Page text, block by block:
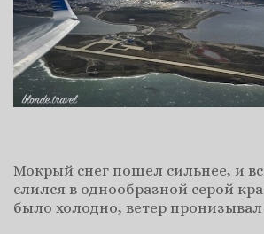
Мокрый снег пошел сильнее, и
слился в однообразной серой
было холодно, ветер пронизывал